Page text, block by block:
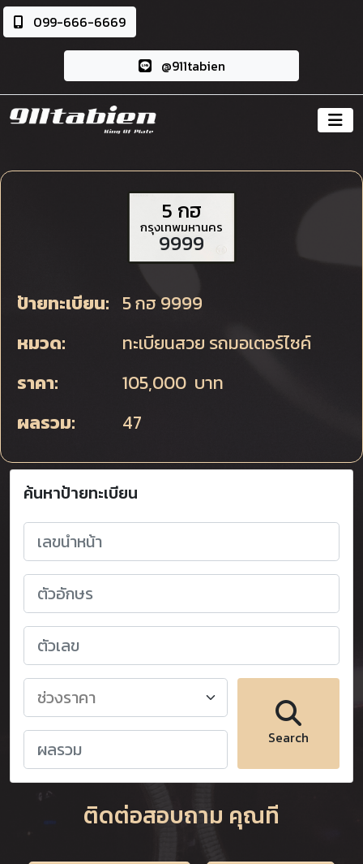
099-666-6669
@911tabien
5 กฮ
กรุงเทพมหานคร
9999
ป้ายทะเบียน: 5 กฮ 9999
หมวด:
ทะเบียนสวย รถมอเตอร์ไซค์
ราคา:
105,000 บาท
ผลรวม:
47
ค้นหาป้ายทะเบียน
Search
ติดต่อสอบถาม คุณที